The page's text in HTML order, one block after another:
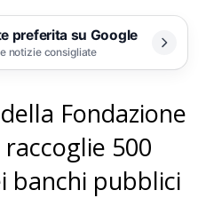
preferita su Google
notizie consigliate
Fondazione
500
banchi pubblici